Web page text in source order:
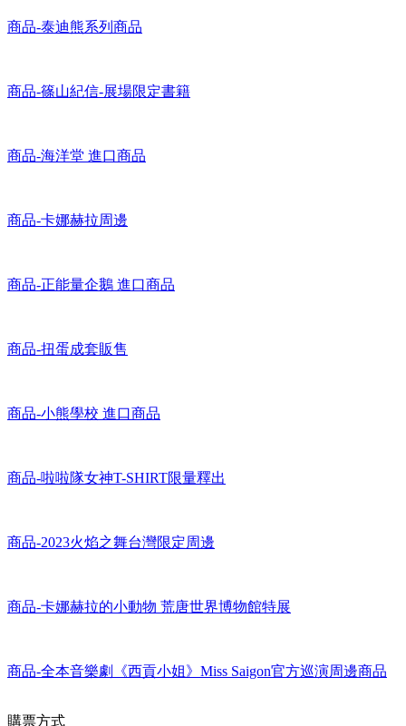
商品-藍色小精靈進口商品
商品-泰迪熊系列商品
商品-篠山紀信-展場限定書籍
商品-海洋堂 進口商品
商品-卡娜赫拉周邊
商品-正能量企鵝 進口商品
商品-扭蛋成套販售
商品-小熊學校 進口商品
商品-啦啦隊女神T-SHIRT限量釋出
商品-2023火焰之舞台灣限定周邊
商品-卡娜赫拉的小動物 荒唐世界博物館特展